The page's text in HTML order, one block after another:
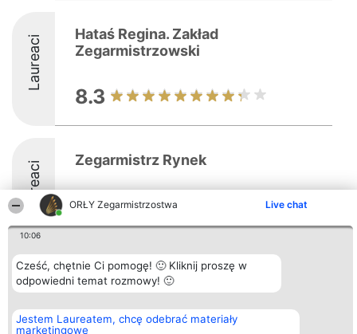
ORŁY Zegarmistrzostwa Live chat
10:06
Cześć, chętnie Ci pomogę! 🙂 Kliknij proszę w
odpowiedni temat rozmowy! 🙂
Jestem Laureatem, chcę odebrać materiały
marketingowe
Laureaci
Hataś Regina. Zakład
Zegarmistrzowski
8.3
Laureaci Zegarmistrz Rynek
Organizator plebiscytu
Bright Side Solutions sp. z o.
ul. Ruska 22
Wrocław 50-079
Plebiscyt
Laureaci
wszystkich
Kontakt